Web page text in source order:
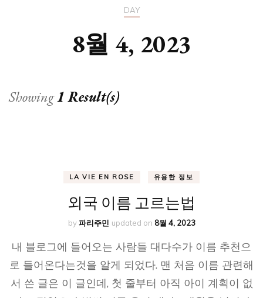
DAY
8월 4, 2023
Showing1 Result(s)
LA VIE EN ROSE 유용한 정보
외국 이름 고르는법
by파리주민 updated on 8월 4, 2023
내 블로그에 들어오는 사람들 대다수가 이름 추천으
로 들어온다는것을 알게 되었다. 맨 처음 이름 관련해
서 쓴 글은 이 글인데, 첫 줄부터 아직 아이 계획이 없